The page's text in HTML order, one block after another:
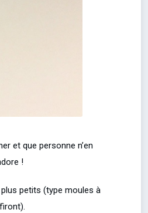
et que personne n’en
!
petits (type moules à